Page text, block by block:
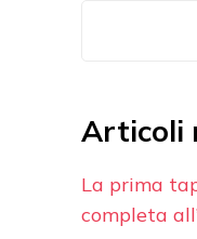
Articoli
La prima
completa